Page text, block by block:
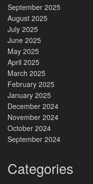
September 2025
August 2025
July 2025
June 2025
May 2025
April 2025
March 2025
February 2025
January 2025
December 2024
November 2024
October 2024
September 2024
Categories